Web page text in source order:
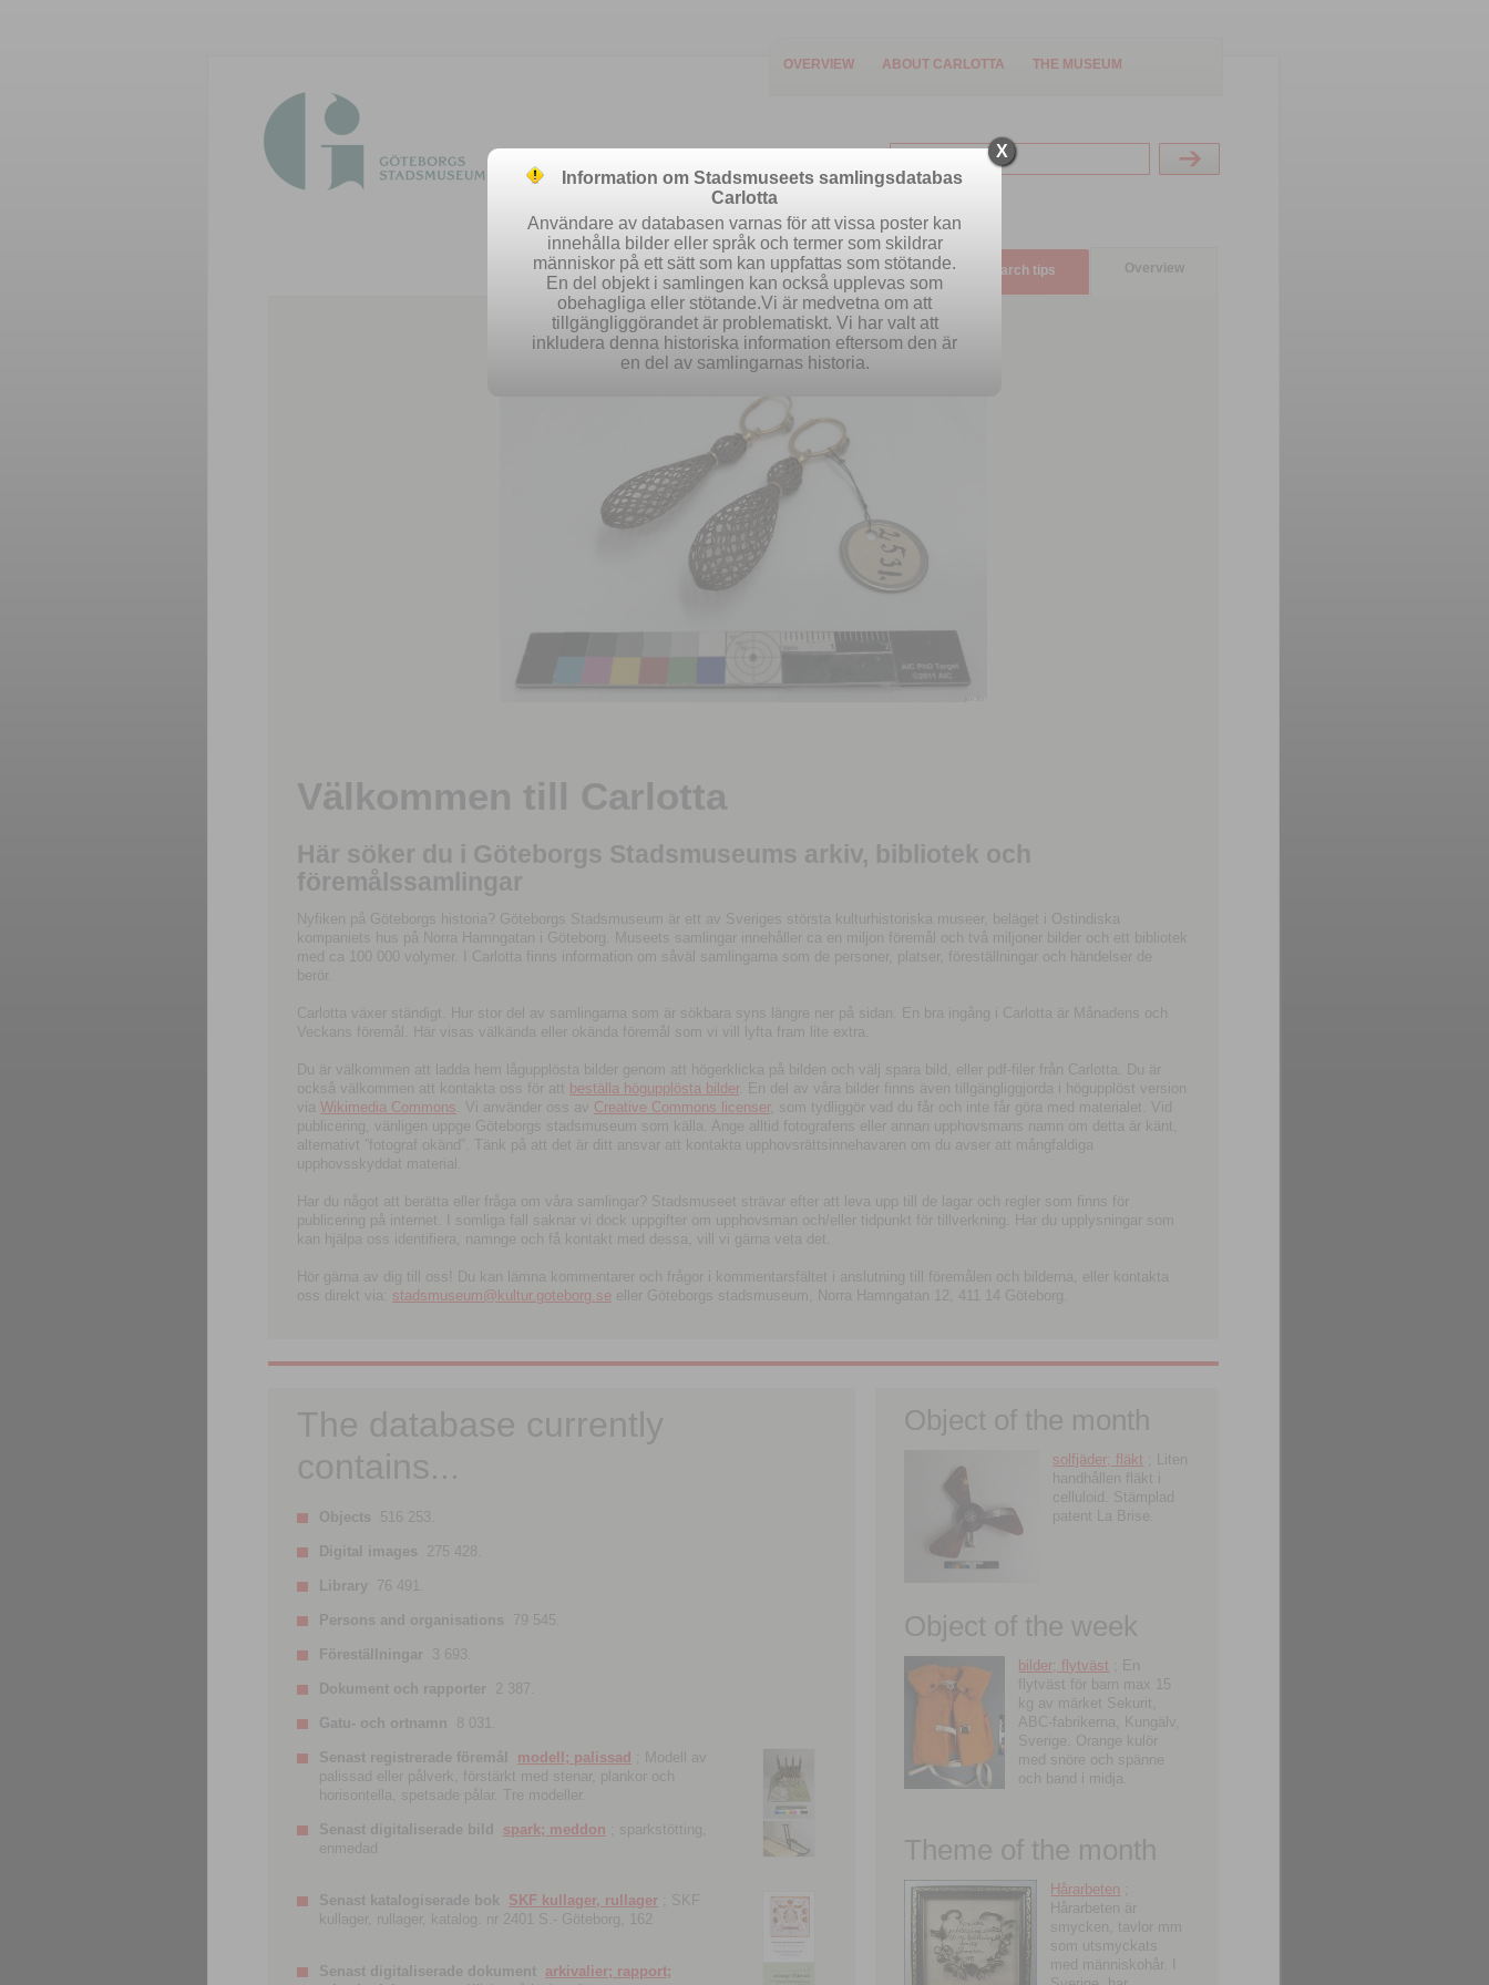
OVERVIEW ABOUT CARLOTTA THE MUSEUM
Easy search Advanced search Search tips Overview
Välkommen till Carlotta
Här söker du i Göteborgs Stadsmuseums arkiv, bibliotek och
föremålssamlingar
Nyfiken på Göteborgs historia? Göteborgs Stadsmuseum är ett av Sveriges största kulturhistoriska museer, beläget i Ostindiska
kompaniets hus på Norra Hamngatan i Göteborg. Museets samlingar innehåller ca en miljon föremål och två miljoner bilder och ett bibliotek
med ca 100 000 volymer. I Carlotta finns information om såväl samlingarna som de personer, platser, föreställningar och händelser de
berör.
Carlotta växer ständigt. Hur stor del av samlingarna som är sökbara syns längre ner på sidan. En bra ingång i Carlotta är Månadens och
Veckans föremål. Här visas välkända eller okända föremål som vi vill lyfta fram lite extra.
Du är välkommen att ladda hem lågupplösta bilder genom att högerklicka på bilden och välj spara bild, eller pdf-filer från Carlotta. Du är
också välkommen att kontakta oss för att beställa högupplösta bilder. En del av våra bilder finns även tillgängliggjorda i högupplöst version
via Wikimedia Commons . Vi använder oss av Creative Commons licenser, som tydliggör vad du får och inte får göra med materialet. Vid
publicering, vänligen uppge Göteborgs stadsmuseum som källa. Ange alltid fotografens eller annan upphovsmans namn om detta är känt,
alternativt ”fotograf okänd”. Tänk på att det är ditt ansvar att kontakta upphovsrättsinnehavaren om du avser att mångfaldiga
upphovsskyddat material.
Har du något att berätta eller fråga om våra samlingar? Stadsmuseet strävar efter att leva upp till de lagar och regler som finns för
publicering på internet. I somliga fall saknar vi dock uppgifter om upphovsman och/eller tidpunkt för tillverkning. Har du upplysningar som
kan hjälpa oss identifiera, namnge och få kontakt med dessa, vill vi gärna veta det.
Hör gärna av dig till oss! Du kan lämna kommentarer och frågor i kommentarsfältet i anslutning till föremålen och bilderna, eller kontakta
oss direkt via: stadsmuseum@kultur.goteborg.se eller Göteborgs stadsmuseum, Norra Hamngatan 12, 411 14 Göteborg.
The database currently
contains...
Objects 516 253.
Digital images 275 428.
Library 76 491.
Persons and organisations 79 545.
Föreställningar 3 693.
Dokument och rapporter 2 387.
Gatu- och ortnamn 8 031.
Senast registrerade föremål modell; palissad
; Modell av
palissad eller pålverk, förstärkt med stenar, plankor och
horisontella, spetsade pålar. Tre modeller.
Senast digitaliserade bild spark; meddon ; sparkstötting,
enmedad
Senast katalogiserade bok SKF kullager, rullager ; SKF
kullager, rullager, katalog. nr 2401 S.- Göteborg, 162
Senast digitaliserade dokument arkivalier; rapport;
Object of the month
solfjäder; fläkt ; Liten
handhållen fläkt i
celluloid. Stämplad
patent La Brise.
Object of the week
bilder; flytväst ; En
flytväst för barn max 15
kg av märket Sekurit,
ABC-fabrikerna, Kungälv,
Sverige. Orange kulör
med snöre och spänne
och band i midja.
Theme of the month
Hårarbeten
Hårarbeten är
smycken, tavlor mm
som utsmyckats
med människohår. I
X
Information om Stadsmuseets samlingsdatabas
Carlotta
Användare av databasen varnas för att vissa poster kan
innehålla bilder eller språk och termer som skildrar
människor på ett sätt som kan uppfattas som stötande.
En del objekt i samlingen kan också upplevas som
obehagliga eller stötande.Vi är medvetna om att
tillgängliggörandet är problematiskt. Vi har valt att
inkludera denna historiska information eftersom den är
en del av samlingarnas historia.